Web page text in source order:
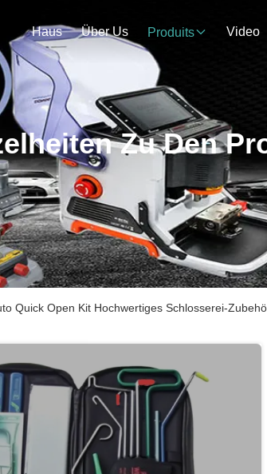
Haus Über Us Produits Video
Zu Den
Quick Open Kit Hochwertiges Schlosserei-